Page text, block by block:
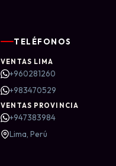
TELÉFONOS
VENTAS LIMA
+960281260
+983470529
VENTAS PROVINCIA
+947383984
Lima, Perú